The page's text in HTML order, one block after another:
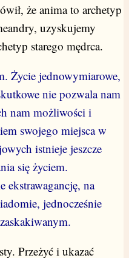
że anima to archetyp
uzyskujemy
starego mędrca.
Życie jednowymiarowe,
nie pozwala nam
nam możliwości i
swojego miejsca w
istnieje jeszcze
się życiem.
ekstrawagancję, na
jednocześnie
Przeżyć i ukazać